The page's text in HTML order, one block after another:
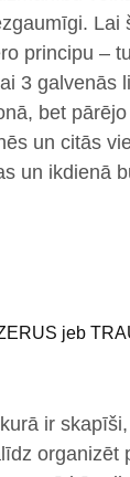
Lai
principu –
3 galvenās
bet
un citās
un ikdienā
jeb
ir
organizēt